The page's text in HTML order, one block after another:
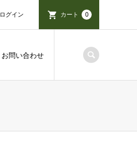
ログイン カート 0
お問い合わせ